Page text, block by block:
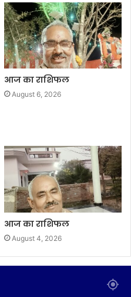
आज का राशिफल
August 6, 2026
आज का राशिफल
August 4, 2026